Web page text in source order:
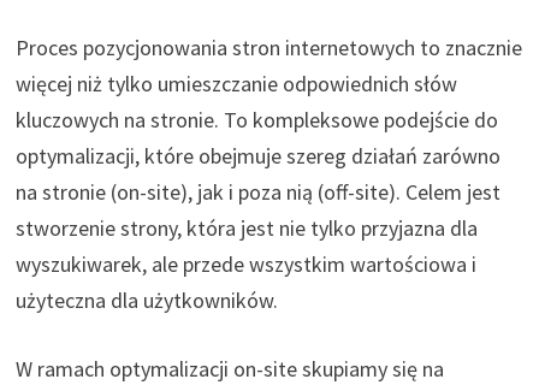
Proces pozycjonowania stron internetowych to znacznie
więcej niż tylko umieszczanie odpowiednich słów
kluczowych na stronie. To kompleksowe podejście do
optymalizacji, które obejmuje szereg działań zarówno
na stronie (on-site), jak i poza nią (off-site). Celem jest
stworzenie strony, która jest nie tylko przyjazna dla
wyszukiwarek, ale przede wszystkim wartościowa i
użyteczna dla użytkowników.
W ramach optymalizacji on-site skupiamy się na